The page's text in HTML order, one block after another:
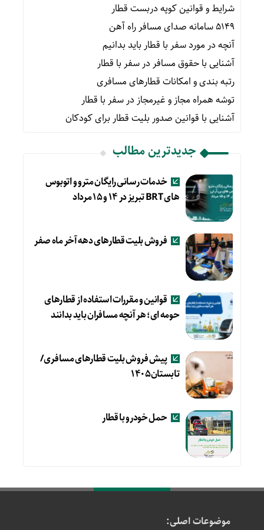
شرایط و قوانین کوپه دربست قطار
۵۱۴۹ سامانه صدای مسافر راه آهن
آنچه در مورد سفر با قطار باید بدانیم
آشنایی با حقوق مسافر در سفر با قطار
رتبه بندی و امکانات قطارهای مسافری
توشه همراه مجاز و غیرمجاز در سفر با قطار
آشنایی با قوانین صدور بلیت قطار برای کودکان
جدیدترین مطالب
خدمات رسانی رایگان مترو و اتوبوس
های BRT تبریز در ۱۴ و ۱۵ مرداد
فروش بلیت قطارهای دهه آخر ماه صفر
قوانین و مقررات استفاده از قطارهای
حومه ای؛ هر آنچه مسافران باید بدانند
پیش فروش بلیت قطارهای مسافری/
تابستان۱۴۰۵
حمل خودرو با قطار
موضوعات اصلی: